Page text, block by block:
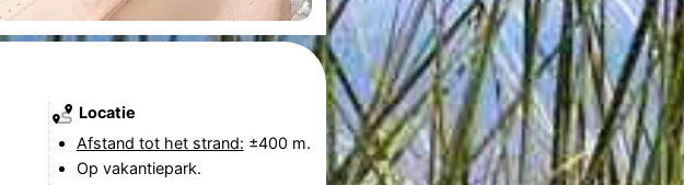
Locatie
Afstand tot het strand: ±400 m.
Op vakantiepark.